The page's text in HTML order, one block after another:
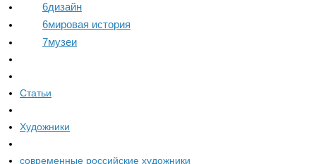
6дизайн
6мировая история
7музеи
Статьи
Художники
современные российские художники